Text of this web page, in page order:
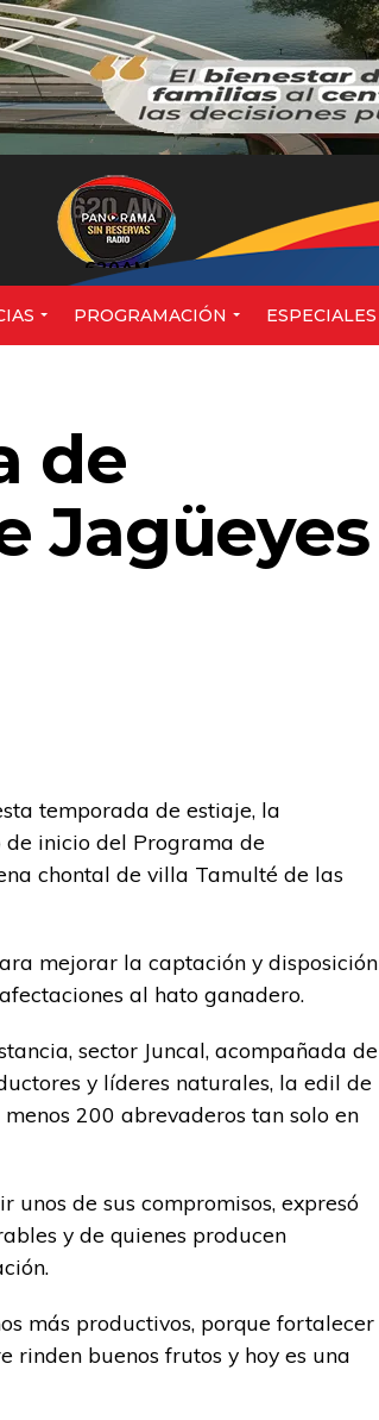
620AM
PROGRAMACIÓN ESPECIALES
de
Jagüeyes
temporada de estiaje, la
inicio del Programa de
chontal de villa Tamulté de las
mejorar la captación y disposición
al hato ganadero.
sector Juncal, acompañada de
y líderes naturales, la edil de
200 abrevaderos tan solo en
de sus compromisos, expresó
y de quienes producen
más productivos, porque fortalecer
rinden buenos frutos y hoy es una